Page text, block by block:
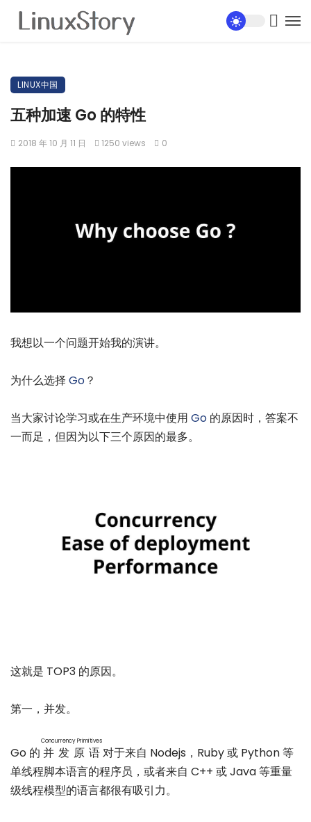
LINUX中国
五种加速 Go 的特性
2018 年 10 月 11 日 1250 views 0
我想以一个问题开始我的演讲。
为什么选择 Go？
当大家讨论学习或在生产环境中使用 Go 的原因时，答案不
一而足，但因为以下三个原因的最多。
这就是 TOP3 的原因。
第一，并发。
Go 的 并发原语
Concurrency Primitives
对于来自 Nodejs，Ruby 或 Python 等
单线程脚本语言的程序员，或者来自 C++ 或 Java 等重量
级线程模型的语言都很有吸引力。